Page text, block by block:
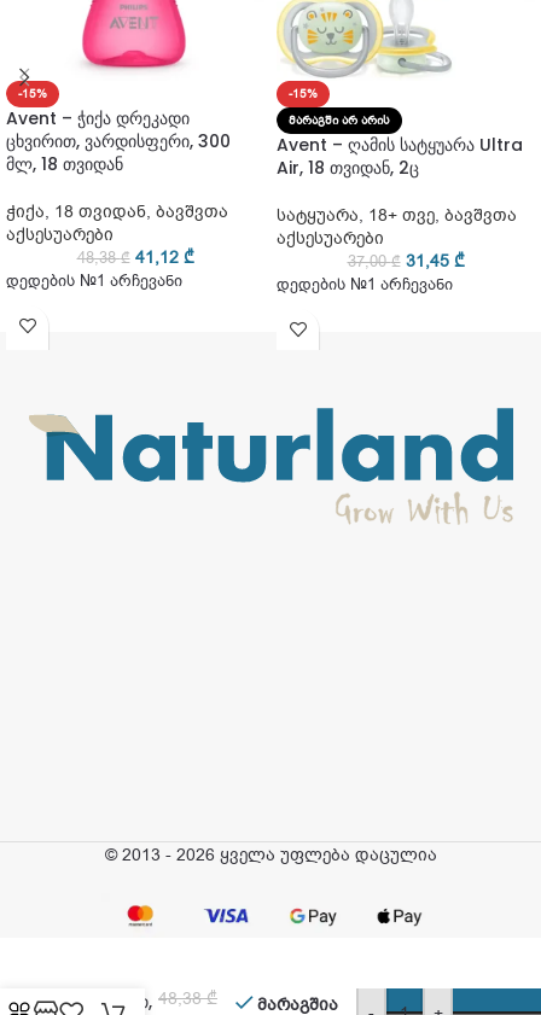
-15%
Avent – ჭიქა დრეკადი
ცხვირით, ვარდისფერი, 300
მლ, 18 თვიდან
ჭიქა, 18 თვიდან, ბავშვთა
აქსესუარები
48,38₾ 41,12 ₾
დედების №1 არჩევანი
-15%
ᲛᲐᲠᲐᲒᲨᲘ ᲐᲠ ᲐᲠᲘᲡ
Avent – ღამის სატყუარა Ultra
Air, 18 თვიდან, 2ც
სატყუარა, 18+ თვე, ბავშვთა
აქსესუარები
37,00₾ 31,45 ₾
დედების №1 არჩევანი
© 2013 - 2026 ყველა უფლება დაცულია
Avent –
ცხვირით, 48,38₾
მარაგშია